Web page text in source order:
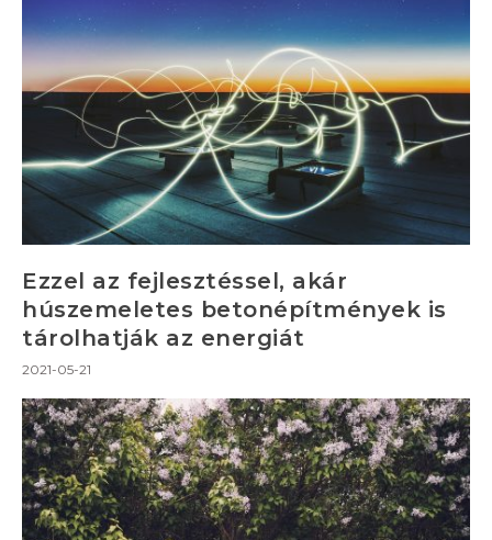
Ezzel az fejlesztéssel, akár
húszemeletes betonépítmények is
tárolhatják az energiát
2021-05-21